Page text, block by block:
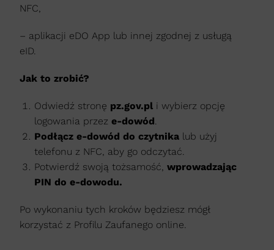
NFC,
– aplikacji eDO App lub innej zgodnej z usługą
eID.
Jak to zrobić?
Odwiedź stronę pz.gov.pl i wybierz opcję
logowania przez e-dowód.
Podłącz e-dowód do czytnika lub użyj
telefonu z NFC, aby go odczytać.
Potwierdź swoją tożsamość, wprowadzając
PIN do e-dowodu.
Po wykonaniu tych kroków będziesz mógł
korzystać z Profilu Zaufanego online.